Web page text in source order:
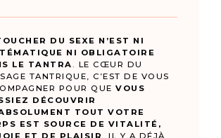
DU SEXE N’EST NI
NI OBLIGATOIRE
LE TANTRA . LE CŒUR DU
TANTRIQUE, C’EST DE VOUS
POUR QUEVOUS
DÉCOUVRIR
TOUT VOTRE
EST SOURCE DE VITALITÉ,